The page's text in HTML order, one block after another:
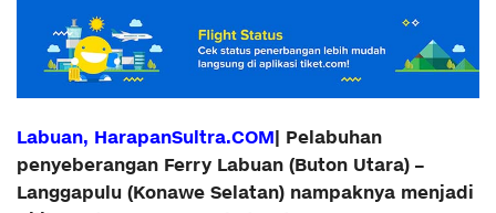
Labuan, HarapanSultra.COM| Pelabuhan
penyeberangan Ferry Labuan (Buton Utara) –
Langgapulu (Konawe Selatan) nampaknya menjadi